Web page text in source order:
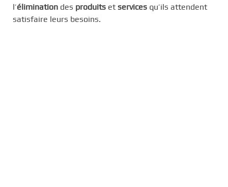
l’élimination des produits et services qu’ils attendent
satisfaire leurs besoins.